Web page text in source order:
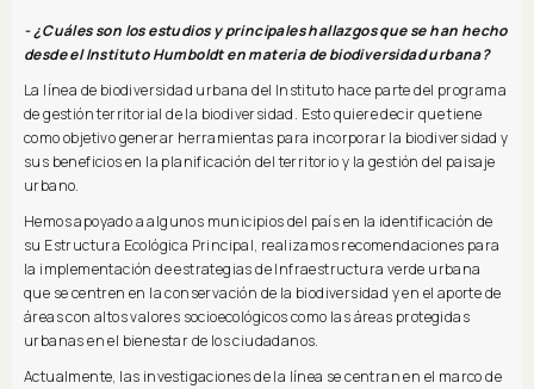
- ¿Cuáles son los estudios y principales hallazgos que se han hecho
desde el Instituto Humboldt en materia de biodiversidad urbana?
La línea de biodiversidad urbana del Instituto hace parte del programa
de gestión territorial de la biodiversidad. Esto quiere decir que tiene
como objetivo generar herramientas para incorporar la biodiversidad y
sus beneficios en la planificación del territorio y la gestión del paisaje
urbano.
Hemos apoyado a algunos municipios del país en la identificación de
su Estructura Ecológica Principal, realizamos recomendaciones para
la implementación de estrategias de Infraestructura verde urbana
que se centren en la conservación de la biodiversidad y en el aporte de
áreas con altos valores socioecológicos como las áreas protegidas
urbanas en el bienestar de los ciudadanos.
Actualmente, las investigaciones de la línea se centran en el marco de